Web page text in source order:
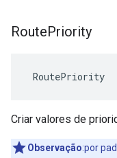
RoutePriority
RoutePriority
Criar valores de
Observação:por